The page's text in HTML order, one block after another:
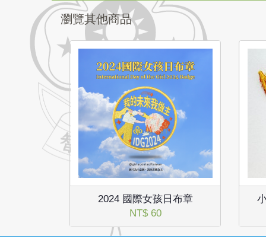
瀏覽其他商品
2024 國際女孩日布章
NT$ 60